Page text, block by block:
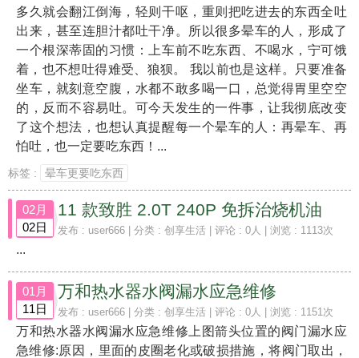
多久就会翻江倒海，轻则干呕，重则把吃进去的东西全吐
出来，甚至连胆汁都吐干净。所以很多晕车的人，形成了
一个根深蒂固的习惯：上车前不吃东西、不喝水，宁可饿
着，也不想吐得难受、狼狈。 我以前也是这样。只要准备
坐车，就刻意空腹，水都不敢多喝一口，总觉得胃里空空
的，反而不容易吐。可今天发生的一件事，让我彻底改变
了这个想法，也想认真提醒每一个晕车的人：再晕车、再
怕吐，也一定要吃东西！...
标签 : 晕车更要吃东西
02月
02日
11 款致胜 2.0T 240P 免拆治烧机油
发布 : user666 | 分类 : 创享生活 | 评论 : 0人 | 浏览 : 1113次
...
01月
11日
万和热水器水阀漏水应急维修
发布 : user666 | 分类 : 创享生活 | 评论 : 0人 | 浏览 : 1151次
万和热水器水阀漏水应急维修上图箭头位置的阀门漏水应
急维修:原因，里面的皮圈老化或破损措施，将阀门取出，